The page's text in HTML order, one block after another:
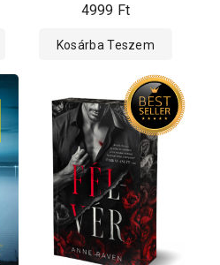
4999 Ft
Kosárba Teszem